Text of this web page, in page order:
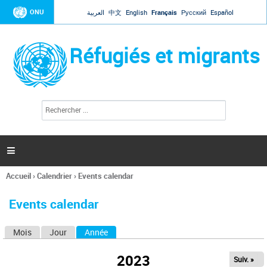
Jump to navigation
ONU العربية 中文 English Français Русский Español
Réfugiés et migrants
l
c
h
e

Vous
ici
Accueil›Calendrier› Events calendar
Events calendar
Mois Jour Année
2023 Suiv. »